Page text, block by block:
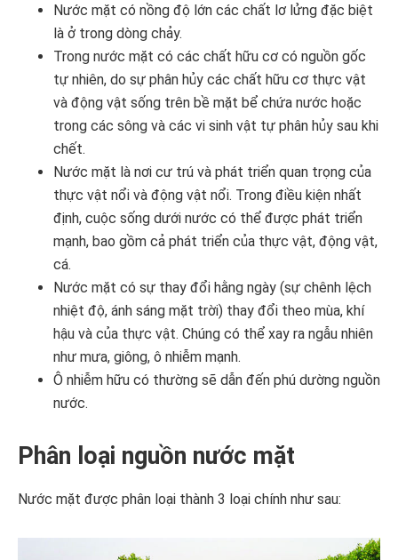
Nước mặt có nồng độ lớn các chất lơ lửng đặc biệt
là ở trong dòng chảy.
Trong nước mặt có các chất hữu cơ có nguồn gốc
tự nhiên, do sự phân hủy các chất hữu cơ thực vật
và động vật sống trên bề mặt bể chứa nước hoặc
trong các sông và các vi sinh vật tự phân hủy sau khi
chết.
Nước mặt là nơi cư trú và phát triển quan trọng của
thực vật nổi và động vật nổi. Trong điều kiện nhất
định, cuộc sống dưới nước có thể được phát triển
mạnh, bao gồm cả phát triển của thực vật, động vật,
cá.
Nước mặt có sự thay đổi hằng ngày (sự chênh lệch
nhiệt độ, ánh sáng mặt trời) thay đổi theo mùa, khí
hậu và của thực vật. Chúng có thể xay ra ngẫu nhiên
như mưa, giông, ô nhiễm mạnh.
Ô nhiễm hữu có thường sẽ dẫn đến phú dường nguồn
nước.
Phân loại nguồn nước mặt
Nước mặt được phân loại thành 3 loại chính như sau: